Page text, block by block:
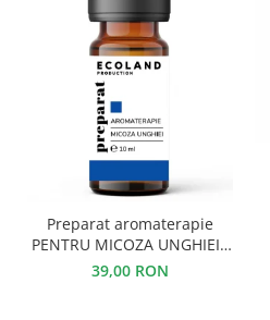
Preparat aromaterapie
PENTRU MICOZA UNGHIEI -
10 ml.
39,00 RON